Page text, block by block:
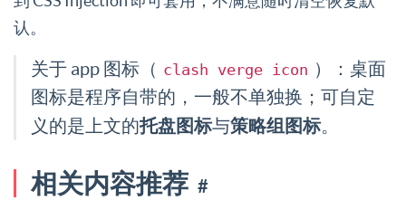
认。
关于 app 图标（ clash verge icon ）：桌面
图标是程序自带的，一般不单独换；可自定
义的是上文的托盘图标与策略组图标。
相关内容推荐 #